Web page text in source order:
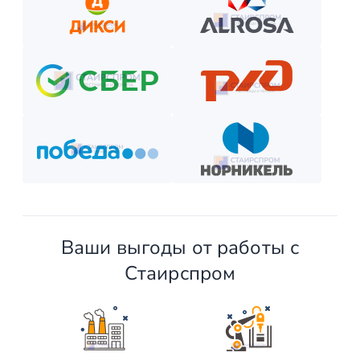
Внесите предоплату (если требуется).
Отслеживайте этапы производства и монтажа.
Оплатите остаток после приёмки —
и наслаждайтесь новой конструкцией!
Ваши выгоды от работы с
Стаирспром